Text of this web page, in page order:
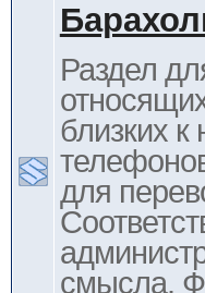
Раздел
близких
для
смысла.